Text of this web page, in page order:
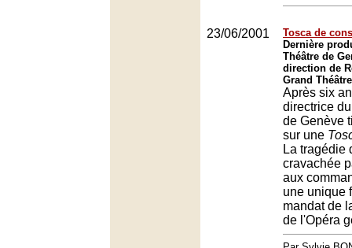
23/06/2001
Tosca de
Dernière
Théâtre de
direction de
Grand
Après six
directrice
de Genève
sur une
La tragédie
cravachée
aux
une unique
mandat de
de l'Opéra